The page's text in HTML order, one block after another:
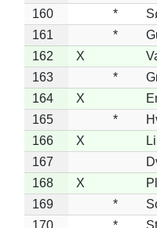
160
*
161
*
162
X
163
*
164
X
165
*
166
X
167
168
X
169
*
170
*